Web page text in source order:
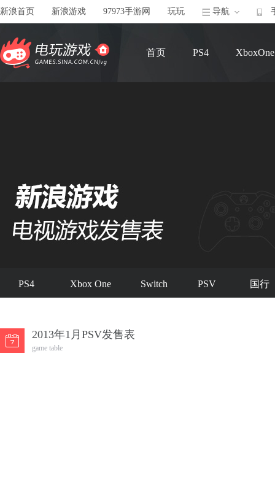
新浪首页 新浪游戏 97973手游网 玩玩 导航
首页 PS4 XboxOne
PS4 Xbox One Switch PSV 国行
2013年1月PSV发售表
game table